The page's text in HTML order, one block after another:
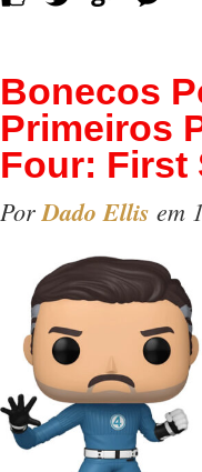
Bonecos
Primeiros
Four: First
PorDado Ellis em